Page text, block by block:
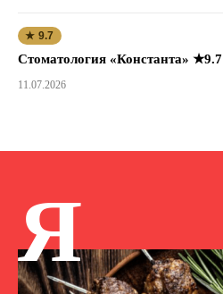
★ 9.7
Стоматология «Константа» ★9.7
11.07.2026
Я